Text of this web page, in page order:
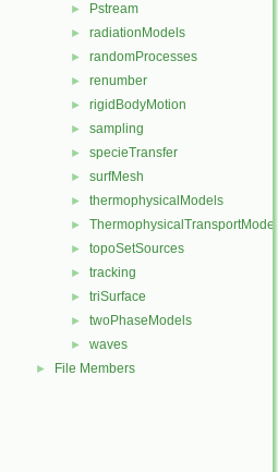
► Pstream
► radiationModels
► randomProcesses
► renumber
► rigidBodyMotion
► sampling
► specieTransfer
► surfMesh
► thermophysicalModels
► ThermophysicalTransportModels
► topoSetSources
► tracking
► triSurface
► twoPhaseModels
► waves
► File Members